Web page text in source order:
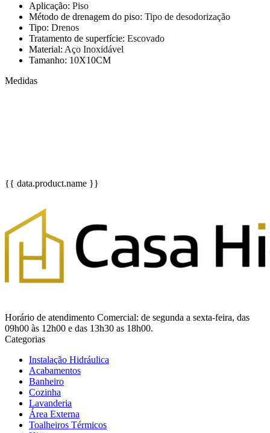
Aplicação: Piso
Método de drenagem do piso: Tipo de desodorização
Tipo: Drenos
Tratamento de superfície: Escovado
Material: Aço Inoxidável
Tamanho: 10X10CM
Medidas
{{ data.product.name }}
Horário de atendimento Comercial: de segunda a sexta-feira, das
09h00 às 12h00 e das 13h30 as 18h00.
Categorias
Instalação Hidráulica
Acabamentos
Banheiro
Cozinha
Lavanderia
Área Externa
Toalheiros Térmicos